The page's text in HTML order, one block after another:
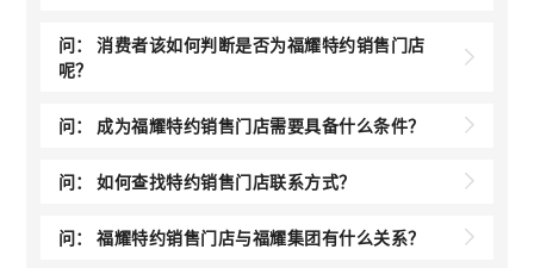
问：消费者该如何判断是否为福耀特约销售门店
呢？
问： 成为福耀特约销售门店需要具备什么条件？
问：如何查找特约销售门店联系方式？
问：福耀特约销售门店与福耀集团有什么关系？